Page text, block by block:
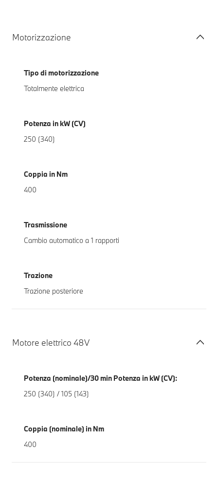
Motorizzazione
Tipo di motorizzazione
Totalmente elettrica
Potenza in kW (CV)
250 (340)
Coppia in Nm
400
Trasmissione
Cambio automatico a 1 rapporti
Trazione
Trazione posteriore
Motore elettrico 48V
Potenza (nominale)/30 min Potenza in kW (CV):
250 (340) / 105 (143)
Coppia (nominale) in Nm
400